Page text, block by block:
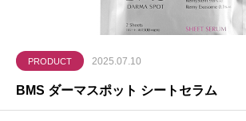
PRODUCT 2025.07.10
BMS ダーマスポット シートセラム